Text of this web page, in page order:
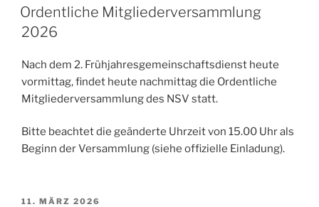
AM
Ordentliche Mitgliederversammlung
2026
Nach dem 2. Frühjahresgemeinschaftsdienst heute
vormittag, findet heute nachmittag die Ordentliche
Mitgliederversammlung des NSV statt.
Bitte beachtet die geänderte Uhrzeit von 15.00 Uhr als
Beginn der Versammlung (siehe offizielle Einladung).
VERÖFFENTLICHT
11. MÄRZ 2026